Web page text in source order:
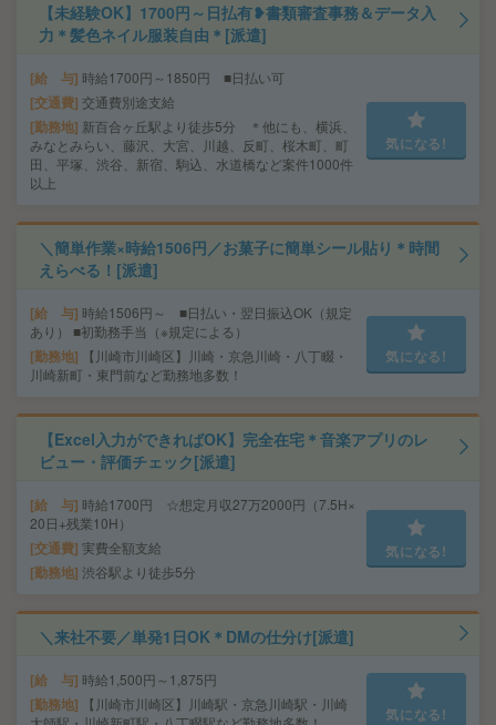
【未経験OK】1700円～日払有❥書類審査事務＆データ入
力＊髪色ネイル服装自由＊[派遣]
給 与 時給1700円～1850円 ■日払い可
交通費 交通費別途支給
勤務地 新百合ヶ丘駅より徒歩5分 ＊他にも、横浜、
みなとみらい、藤沢、大宮、川越、反町、桜木町、町
田、平塚、渋谷、新宿、駒込、水道橋など案件1000件
以上
気になる!
＼簡単作業×時給1506円／お菓子に簡単シール貼り＊時間
えらべる！[派遣]
給 与 時給1506円～ ■日払い・翌日振込OK（規定
あり） ■初勤務手当（※規定による）
勤務地
【川崎市川崎区】川崎・京急川崎・八丁畷・
川崎新町・東門前など勤務地多数！
気になる!
【Excel入力ができればOK】完全在宅＊音楽アプリのレ
ビュー・評価チェック[派遣]
給 与 時給1700円 ☆想定月収27万2000円（7.5H×
20日+残業10H）
交通費 実費全額支給
勤務地 渋谷駅より徒歩5分
気になる!
＼来社不要／単発1日OK＊DMの仕分け[派遣]
給 与 時給1,500円～1,875円
勤務地
【川崎市川崎区】川崎駅・京急川崎駅・川崎
気になる!